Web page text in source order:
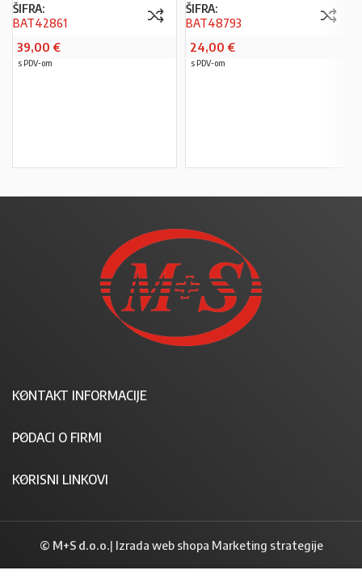
ŠIFRA:
BAT42861
39,00 €
s PDV-om
ŠIFRA:
BAT48793
24,00 €
s PDV-om
KONTAKT INFORMACIJE
PODACI O FIRMI
KORISNI LINKOVI
© M+S d.o.o.| Izrada web shopa Marketing strategije